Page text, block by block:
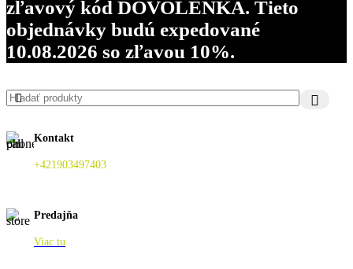
zľavový kód DOVOLENKA. Tieto
objednávky budú expedované
10.08.2026 so zľavou 10%.
Kontakt
+421903497403
Predajňa
Viac tu